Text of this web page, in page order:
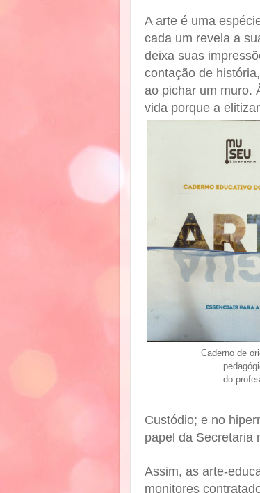
A arte é uma
cada um revela a
deixa suas
contação de
ao pichar um muro.
vida porque a
Caderno de
do
Custódio; e no
papel da Secretaria
Assim, as arte-
monitores